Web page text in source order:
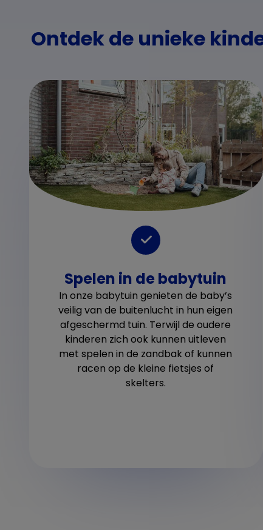
Ontdek de unieke
Spelen in de babytuin
In onze babytuin genieten de baby’s
veilig van de buitenlucht in hun eigen
afgeschermd tuin. Terwijl de oudere
kinderen zich ook kunnen uitleven
met spelen in de zandbak of kunnen
racen op de kleine fietsjes of
skelters.